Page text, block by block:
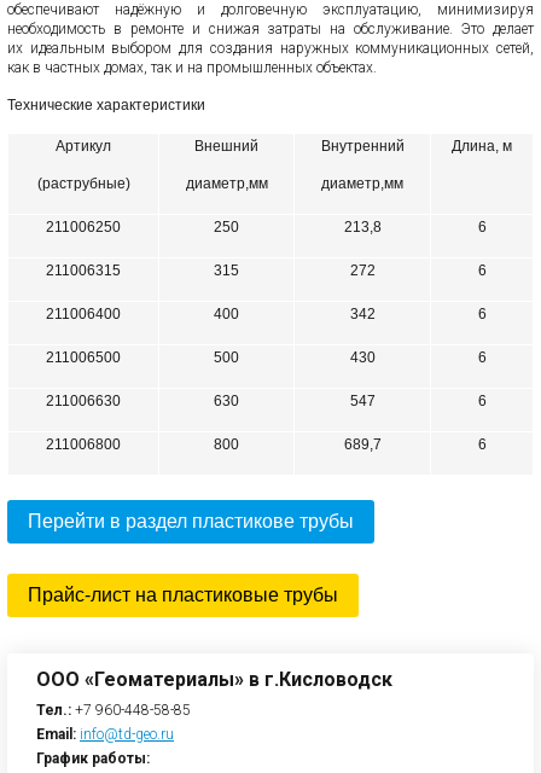
обеспечивают надёжную и долговечную эксплуатацию, минимизируя
необходимость в ремонте и снижая затраты на обслуживание. Это делает
их идеальным выбором для создания наружных коммуникационных сетей,
как в частных домах, так и на промышленных объектах.
Технические характеристики
Артикул
(раструбные)
Внешний
диаметр,мм
Внутренний
диаметр,мм
Длина, м
211006250 250 213,8 6
211006315 315 272 6
211006400 400 342 6
211006500 500 430 6
211006630 630 547 6
211006800 800 689,7 6
Перейти в раздел пластикове трубы
Прайс-лист на пластиковые трубы
ООО «Геоматериалы» в г.Кисловодск
Тел.: +7 960-448-58-85
Email: info@td-geo.ru
График работы: